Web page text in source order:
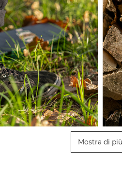
Mostra di più